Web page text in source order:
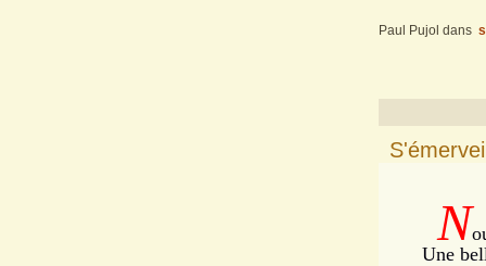
Paul Pujol dans
N
Une